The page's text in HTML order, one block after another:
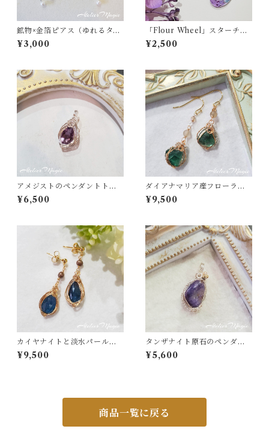
鉱物×金箔ピアス（ゆれるタイ
プ）
¥3,000
「Flour Wheel」スターチス
の涼しげピアス／イヤリング
¥2,500
アメジストのペンダントトッ
プ
¥6,500
ダイアナマリア産フローライ
トとフロストグレーオニキス
のピアス
¥9,500
カイヤナイトと淡水パールの
ピアス（14kgf）
¥9,500
タンザナイト原石のペンダン
トトップ（リバーシブル）
¥5,600
商品一覧に戻る